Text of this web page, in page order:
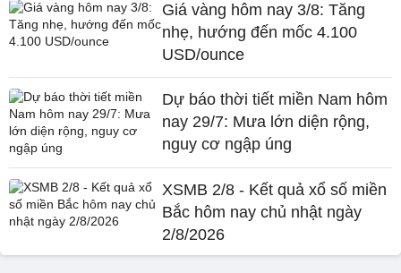
Giá vàng hôm nay 3/8: Tăng
nhẹ, hướng đến mốc 4.100
USD/ounce
Dự báo thời tiết miền Nam hôm
nay 29/7: Mưa lớn diện rộng,
nguy cơ ngập úng
XSMB 2/8 - Kết quả xổ số miền
Bắc hôm nay chủ nhật ngày
2/8/2026